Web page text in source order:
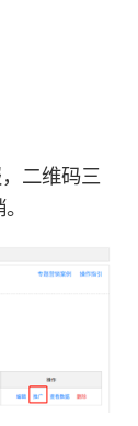
二维码三